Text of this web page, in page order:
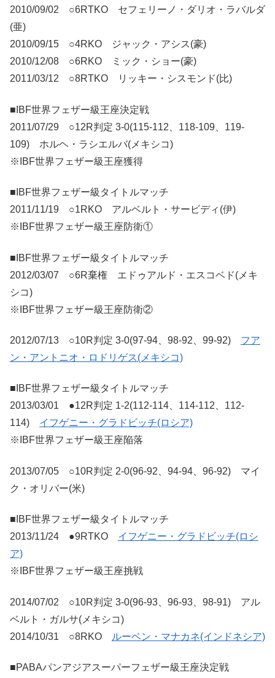
2010/09/02 ○6RTKO セフェリーノ・ダリオ・ラバルダ
(亜)
2010/09/15 ○4RKO ジャック・アシス(豪)
2010/12/08 ○6RKO ミック・ショー(豪)
2011/03/12 ○8RTKO リッキー・シスモンド(比)
■IBF世界フェザー級王座決定戦
2011/07/29 ○12R判定 3-0(115-112、118-109、119-
109) ホルヘ・ラシエルバ(メキシコ)
※IBF世界フェザー級王座獲得
■IBF世界フェザー級タイトルマッチ
2011/11/19 ○1RKO アルベルト・サービディ(伊)
※IBF世界フェザー級王座防衛①
■IBF世界フェザー級タイトルマッチ
2012/03/07 ○6R棄権 エドゥアルド・エスコベド(メキ
シコ)
※IBF世界フェザー級王座防衛②
2012/07/13 ○10R判定 3-0(97-94、98-92、99-92) フア
ン・アントニオ・ロドリゲス(メキシコ)
■IBF世界フェザー級タイトルマッチ
2013/03/01 ●12R判定 1-2(112-114、114-112、112-
114) イフゲニー・グラドビッチ(ロシア)
※IBF世界フェザー級王座陥落
2013/07/05 ○10R判定 2-0(96-92、94-94、96-92) マイ
ク・オリバー(米)
■IBF世界フェザー級タイトルマッチ
2013/11/24 ●9RTKO イフゲニー・グラドビッチ(ロシ
ア)
※IBF世界フェザー級王座挑戦
2014/07/02 ○10R判定 3-0(96-93、96-93、98-91) アル
ベルト・ガルサ(メキシコ)
2014/10/31 ○8RKO
ルーベン・マナカネ(インドネシア)
■PABAパンアジアスーパーフェザー級王座決定戦